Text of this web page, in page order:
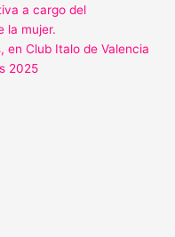
a cargo del
la mujer.
en Club Italo de Valencia
2025